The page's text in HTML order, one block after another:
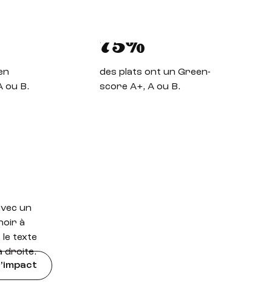
ou B.
75%
des plats ont un Green-
score A+, A ou B.